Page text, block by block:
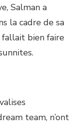
Salman a
la cadre de sa
bien faire
team, n’ont